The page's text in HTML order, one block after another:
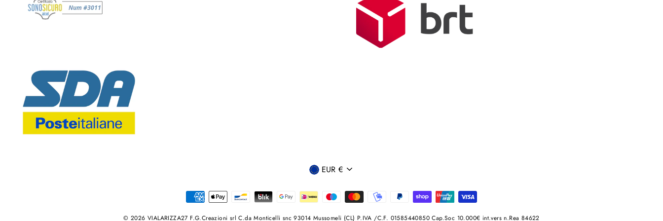
VALUTA
EUR €
© 2026 VIALARIZZA27 F.G.Creazioni srl C.da Monticelli snc 93014 Mussomeli (CL) P.IVA /C.F. 01585440850 Cap.Soc 10.000€ int.vers n.Rea 84622